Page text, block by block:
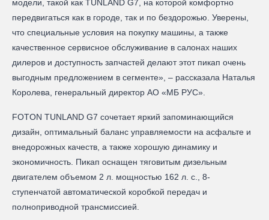
модели, такой как TUNLAND G7, на которой комфортно
передвигаться как в городе, так и по бездорожью. Уверены,
что специальные условия на покупку машины, а также
качественное сервисное обслуживание в салонах наших
дилеров и доступность запчастей делают этот пикап очень
выгодным предложением в сегменте», – рассказала Наталья
Королева, генеральный директор АО «МБ РУС».
FOTON TUNLAND G7 сочетает яркий запоминающийся
дизайн, оптимальный баланс управляемости на асфальте и
внедорожных качеств, а также хорошую динамику и
экономичность. Пикап оснащен тяговитым дизельным
двигателем объемом 2 л. мощностью 162 л. с., 8-
ступенчатой автоматической коробкой передач и
полноприводной трансмиссией.